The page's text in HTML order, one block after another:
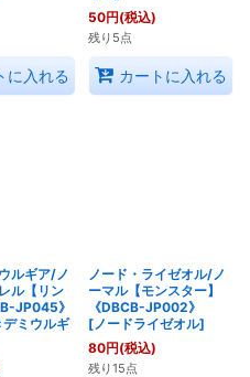
に入れる
50円(税込)
残り5点
カートに入れる
ルギア/ノ
ル【リン
JP045》
ミウルギ
ノード・ライゼオル/ノ
ーマル【モンスター】
《DBCB-JP002》
[ノードライゼオル]
80円(税込)
残り15点